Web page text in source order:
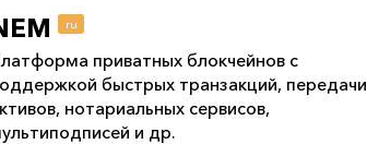
ru
приватных блокчейнов с
быстрых транзакций, передачи
нотариальных сервисов,
и др.